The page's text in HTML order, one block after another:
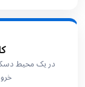
در یک محیط